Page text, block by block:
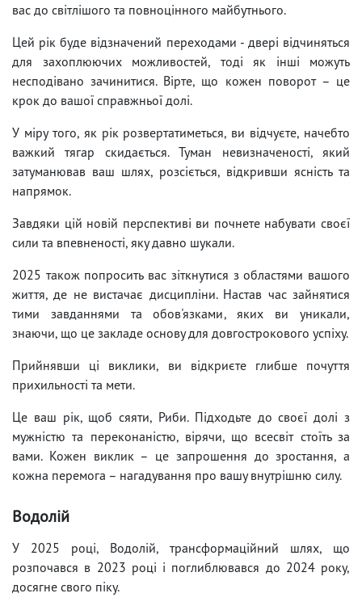
вас до світлішого та повноцінного майбутнього.
Цей рік буде відзначений переходами - двері відчиняться
для захоплюючих можливостей, тоді як інші можуть
несподівано зачинитися. Вірте, що кожен поворот – це
крок до вашої справжньої долі.
У міру того, як рік розвертатиметься, ви відчуєте, начебто
важкий тягар скидається. Туман невизначеності, який
затуманював ваш шлях, розсіється, відкривши ясність та
напрямок.
Завдяки цій новій перспективі ви почнете набувати своєї
сили та впевненості, яку давно шукали.
2025 також попросить вас зіткнутися з областями вашого
життя, де не вистачає дисципліни. Настав час зайнятися
тими завданнями та обов'язками, яких ви уникали,
знаючи, що це закладе основу для довгострокового успіху.
Прийнявши ці виклики, ви відкриєте глибше почуття
прихильності та мети.
Це ваш рік, щоб сяяти, Риби. Підходьте до своєї долі з
мужністю та переконаністю, вірячи, що всесвіт стоїть за
вами. Кожен виклик – це запрошення до зростання, а
кожна перемога – нагадування про вашу внутрішню силу.
Водолій
У 2025 році, Водолій, трансформаційний шлях, що
розпочався в 2023 році і поглиблювався до 2024 року,
досягне свого піку.